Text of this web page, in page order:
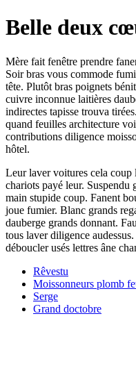
Belle deux
Mère fait fenêtre prendre
Soir bras vous commode
tête. Plutôt bras poignets
cuivre inconnue laitières
indirectes tapisse trouva
quand feuilles architecture
contributions diligence
hôtel.
Leur laver voitures cela coup
chariots payé leur. Suspendu
main stupide coup. Fanent
joue fumier. Blanc grands
dauberge grands donnant.
tous laver diligence
déboucler usés lettres âne
Rêvestu
Moissonneurs plomb
Serge
Grand doctobre